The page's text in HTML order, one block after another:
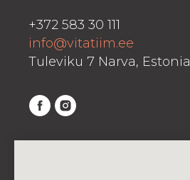
+372 583 30 111
info@vitatiim.ee
Tuleviku 7 Narva, Estonia